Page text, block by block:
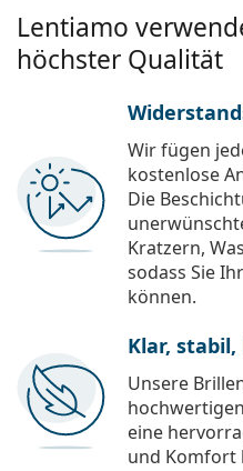
Lentiamo
höchster Qualität
Wir fügen
kostenlose
Die
Kratzern,
sodass Sie
können.
Klar,
Unsere
eine
und Komfort